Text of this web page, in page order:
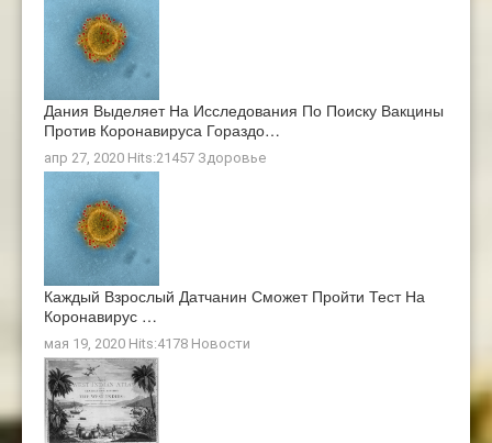
Дания Выделяет На Исследования По Поиску Вакцины
Против Коронавируса Гораздо…
апр 27, 2020 Hits:21457 Здоровье
Каждый Взрослый Датчанин Сможет Пройти Тест На
Коронавирус …
мая 19, 2020 Hits:4178 Новости